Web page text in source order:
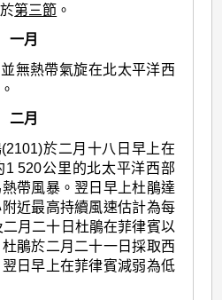
第三節 。
一月
無熱帶氣旋在北太平洋西
二月
於二月十八日早上在
1 520公里的北太平洋西部
熱帶風暴。翌日早上杜鵑達
近最高持續風速估計為每
月二十日杜鵑在菲律賓以
鵑於二月二十一日採取西
日早上在菲律賓減弱為低